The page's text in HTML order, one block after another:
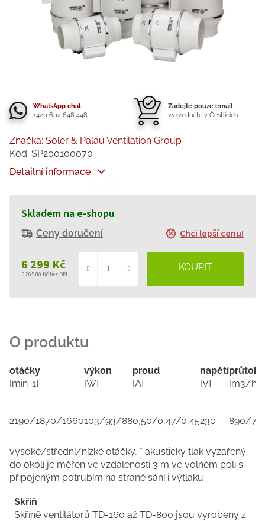
WhatsApp chat
+420 602 648 448
Zadejte pouze email
vyzvedněte v Čestlicích
6 299 Kč
5 205,80 Kč bez DPH
cena:
Skladem na e-shopu
Ceny doručení Chci lepší cenu!
Detailní informace
Značka: Soler & Palau Ventilation Group
Kód: SP200100070
otáčky
[min-1]
výkon
[W]
proud
[A]
napětí
[V]
průtok
[m3/h]
2190/1870/1660103/93/880,50/0,47/0,45230 890/
vysoké/střední/nízké otáčky, * akustický tlak vyzářený
do okolí je měřen ve vzdálenosti 3 m ve volném poli s
připojeným potrubím na straně sání i výtlaku
Skříň
Skříně ventilátorů TD-160 až TD-800 jsou vyrobeny z